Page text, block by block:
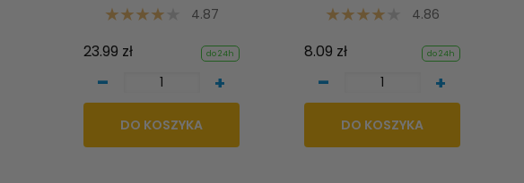
4.87
23.99 zł do 24h
- +
DO KOSZYKA
4.86
8.09 zł do 24h
- +
DO KOSZYKA